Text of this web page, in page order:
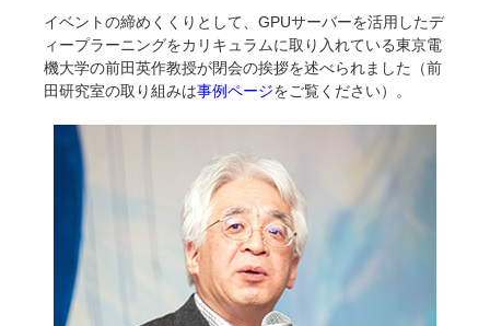
イベントの締めくくりとして、GPUサーバーを活用したデ
ィープラーニングをカリキュラムに取り入れている東京電
機大学の前田英作教授が閉会の挨拶を述べられました（前
田研究室の取り組みは事例ページをご覧ください）。